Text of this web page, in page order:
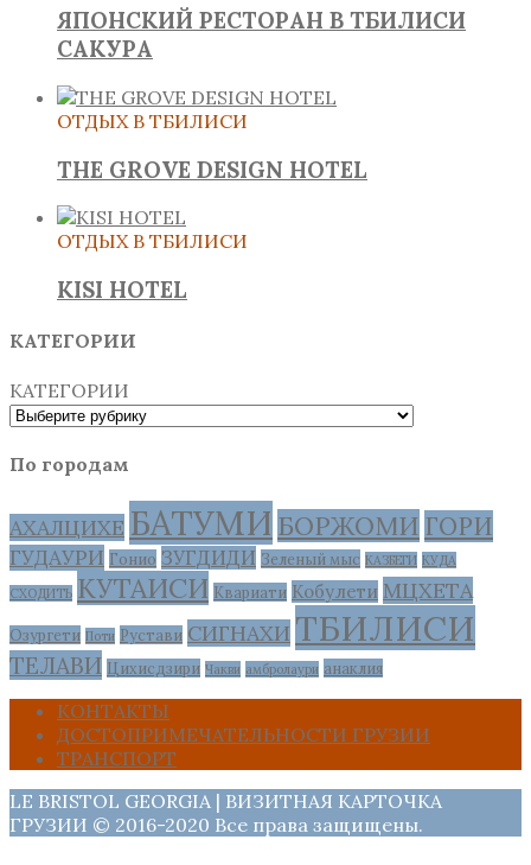
ЯПОНСКИЙ РЕСТОРАН В ТБИЛИСИ
САКУРА
ОТДЫХ В ТБИЛИСИ
THE GROVE DESIGN HOTEL
ОТДЫХ В ТБИЛИСИ
KISI HOTEL
КАТЕГОРИИ
КАТЕГОРИИ
По городам
АХАЛЦИХЕ БАТУМИ БОРЖОМИ ГОРИ
ГУДАУРИ Гонио ЗУГДИДИ Зеленый мыс КАЗБЕГИ КУДА
СХОДИТЬ КУТАИСИ Квариати Кобулети МЦХЕТА
Озургети Поти Рустави СИГНАХИ ТБИЛИСИ
ТЕЛАВИ Цихисдзири Чакви амбролаури анаклия
КОНТАКТЫ
ДОСТОПРИМЕЧАТЕЛЬНОСТИ ГРУЗИИ
ТРАНСПОРТ
LE BRISTOL GEORGIA | ВИЗИТНАЯ КАРТОЧКА
ГРУЗИИ © 2016-2020 Все права защищены.